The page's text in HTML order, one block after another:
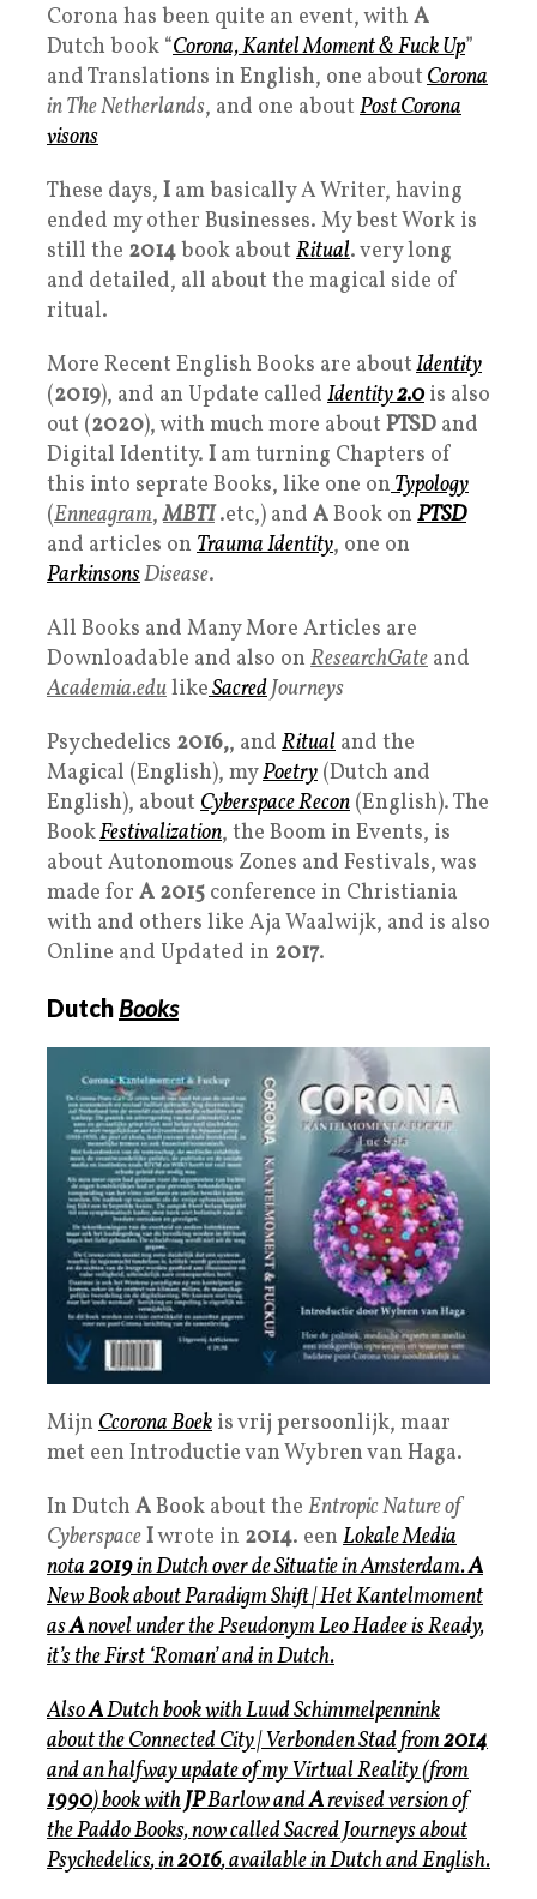
Corona has been quite an event, with A
Dutch book “Corona, Kantel Moment & Fuck Up”
and Translations in English, one aboutCorona
in The Netherlands, and one about Post Corona
visons
These days, I am basically A Writer, having
ended my other Businesses. My best Work is
still the 2014book about Ritual. very long
and detailed, all about the magical side of
ritual.
More Recent English Books are aboutIdentity
(2019), and an Update called Identity2.0is also
out (2020), with much more about PTSD and
Digital Identity. I am turning Chapters of
this into seprate Books, like one onTypology
(Enneagram,MBTI.etc,) and ABook on PTSD
and articles on Trauma Identity, one on
ParkinsonsDisease.
All Books and Many More Articles are
Downloadable and also on ResearchGate and
Academia.edulikeSacredJourneys
Psychedelics 2016,, and Ritual and the
Magical (English), myPoetry (Dutch and
English), about Cyberspace Recon (English). The
BookFestivalization, the Boom in Events, is
about Autonomous Zones and Festivals, was
made for A 2015 conference in Christiania
with and others like Aja Waalwijk, and is also
Online and Updated in 2017.
Dutch Books
Mijn Ccorona Boek is vrij persoonlijk, maar
met een Introductie van Wybren van Haga.
In Dutch ABook about the Entropic Nature of
CyberspaceIwrote in 2014. een LokaleMedia
nota2019in Dutch over de Situatie in Amsterdam.A
New Book about Paradigm Shift| Het Kantelmoment
asAnovel under the Pseudonym Leo Hadee is Ready,
it’s the First ‘Roman’ and in Dutch.
AlsoADutch book with Luud Schimmelpennink
about the Connected City |Verbonden Stadfrom2014
and an halfway update of myVirtual Reality(from
1990) book withJPBarlow andArevised version of
thePaddoBooks, now calledSacred Journeysabout
Psychedelics, in2016, available inDutchandEnglish.